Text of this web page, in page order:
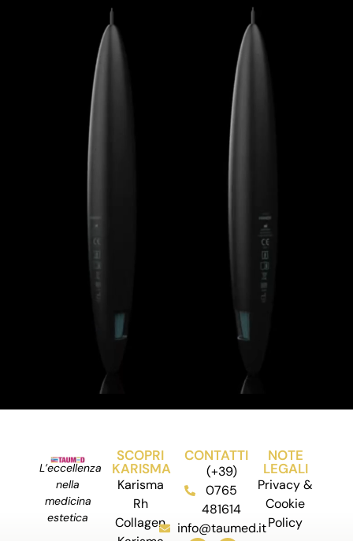
L’eccellenza
nella
medicina
estetica
SCOPRI
KARISMA
Karisma
Rh
Collagen
CONTATTI
(+39)
0765
481614
info@taumed.it
NOTE
LEGALI
Privacy &
Cookie
Policy